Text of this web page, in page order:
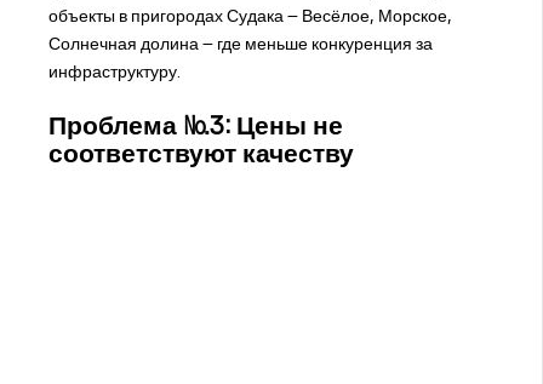
объекты в пригородах Судака – Весёлое, Морское,
Солнечная долина – где меньше конкуренция за
инфраструктуру.
Проблема №3: Цены не
соответствуют качеству